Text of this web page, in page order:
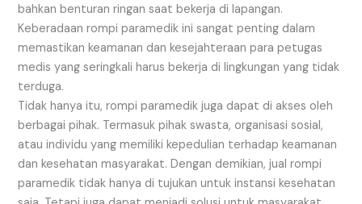
bahkan benturan ringan saat bekerja di lapangan.
Keberadaan rompi paramedik ini sangat penting dalam
memastikan keamanan dan kesejahteraan para petugas
medis yang seringkali harus bekerja di lingkungan yang tidak
terduga.
Tidak hanya itu, rompi paramedik juga dapat di akses oleh
berbagai pihak. Termasuk pihak swasta, organisasi sosial,
atau individu yang memiliki kepedulian terhadap keamanan
dan kesehatan masyarakat. Dengan demikian, jual rompi
paramedik tidak hanya di tujukan untuk instansi kesehatan